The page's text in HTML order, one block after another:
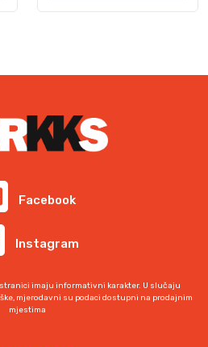
Facebook
Instagram
imaju informativni karakter. U slučaju
mjerodavni su podaci dostupni na prodajnim
mjestima